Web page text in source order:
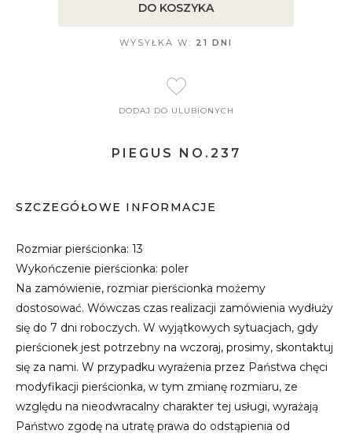
DO KOSZYKA
WYSYŁKA W: 21 DNI
DODAJ DO ULUBIONYCH
PIEGUS NO.237
SZCZEGÓŁOWE INFORMACJE
Rozmiar pierścionka: 13
Wykończenie pierścionka: poler
Na zamówienie, rozmiar pierścionka możemy
dostosować. Wówczas czas realizacji zamówienia wydłuży
się do 7 dni roboczych. W wyjątkowych sytuacjach, gdy
pierścionek jest potrzebny na wczoraj, prosimy, skontaktuj
się za nami. W przypadku wyrażenia przez Państwa chęci
modyfikacji pierścionka, w tym zmianę rozmiaru, ze
względu na nieodwracalny charakter tej usługi, wyrażają
Państwo zgodę na utratę prawa do odstąpienia od